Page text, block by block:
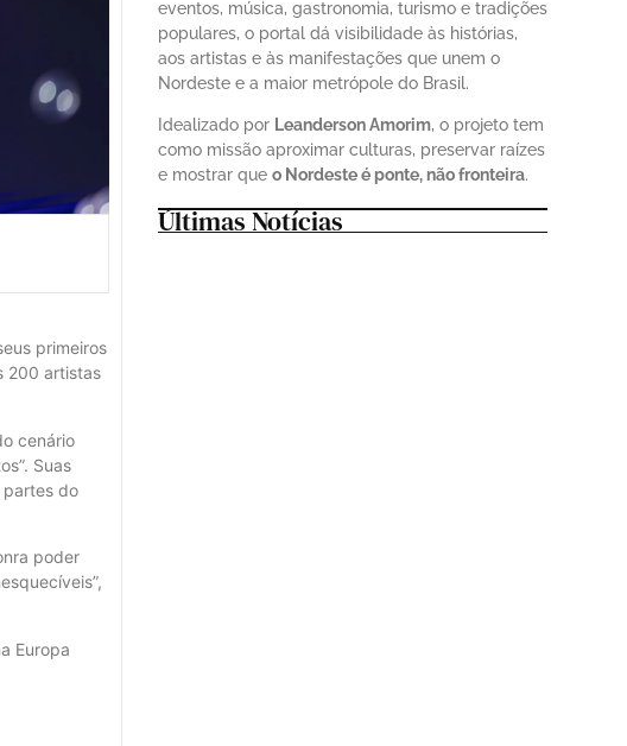
primeiros
200 artistas
cenário
Suas
partes do
poder
Europa
eventos, música, gastronomia, turismo e tradições
populares, o portal dá visibilidade às histórias,
aos artistas e às manifestações que unem o
Nordeste e a maior metrópole do Brasil.
Idealizado por Leanderson Amorim, o projeto tem
como missão aproximar culturas, preservar raízes
e mostrar que o Nordeste é ponte, não fronteira.
Últimas Notícias